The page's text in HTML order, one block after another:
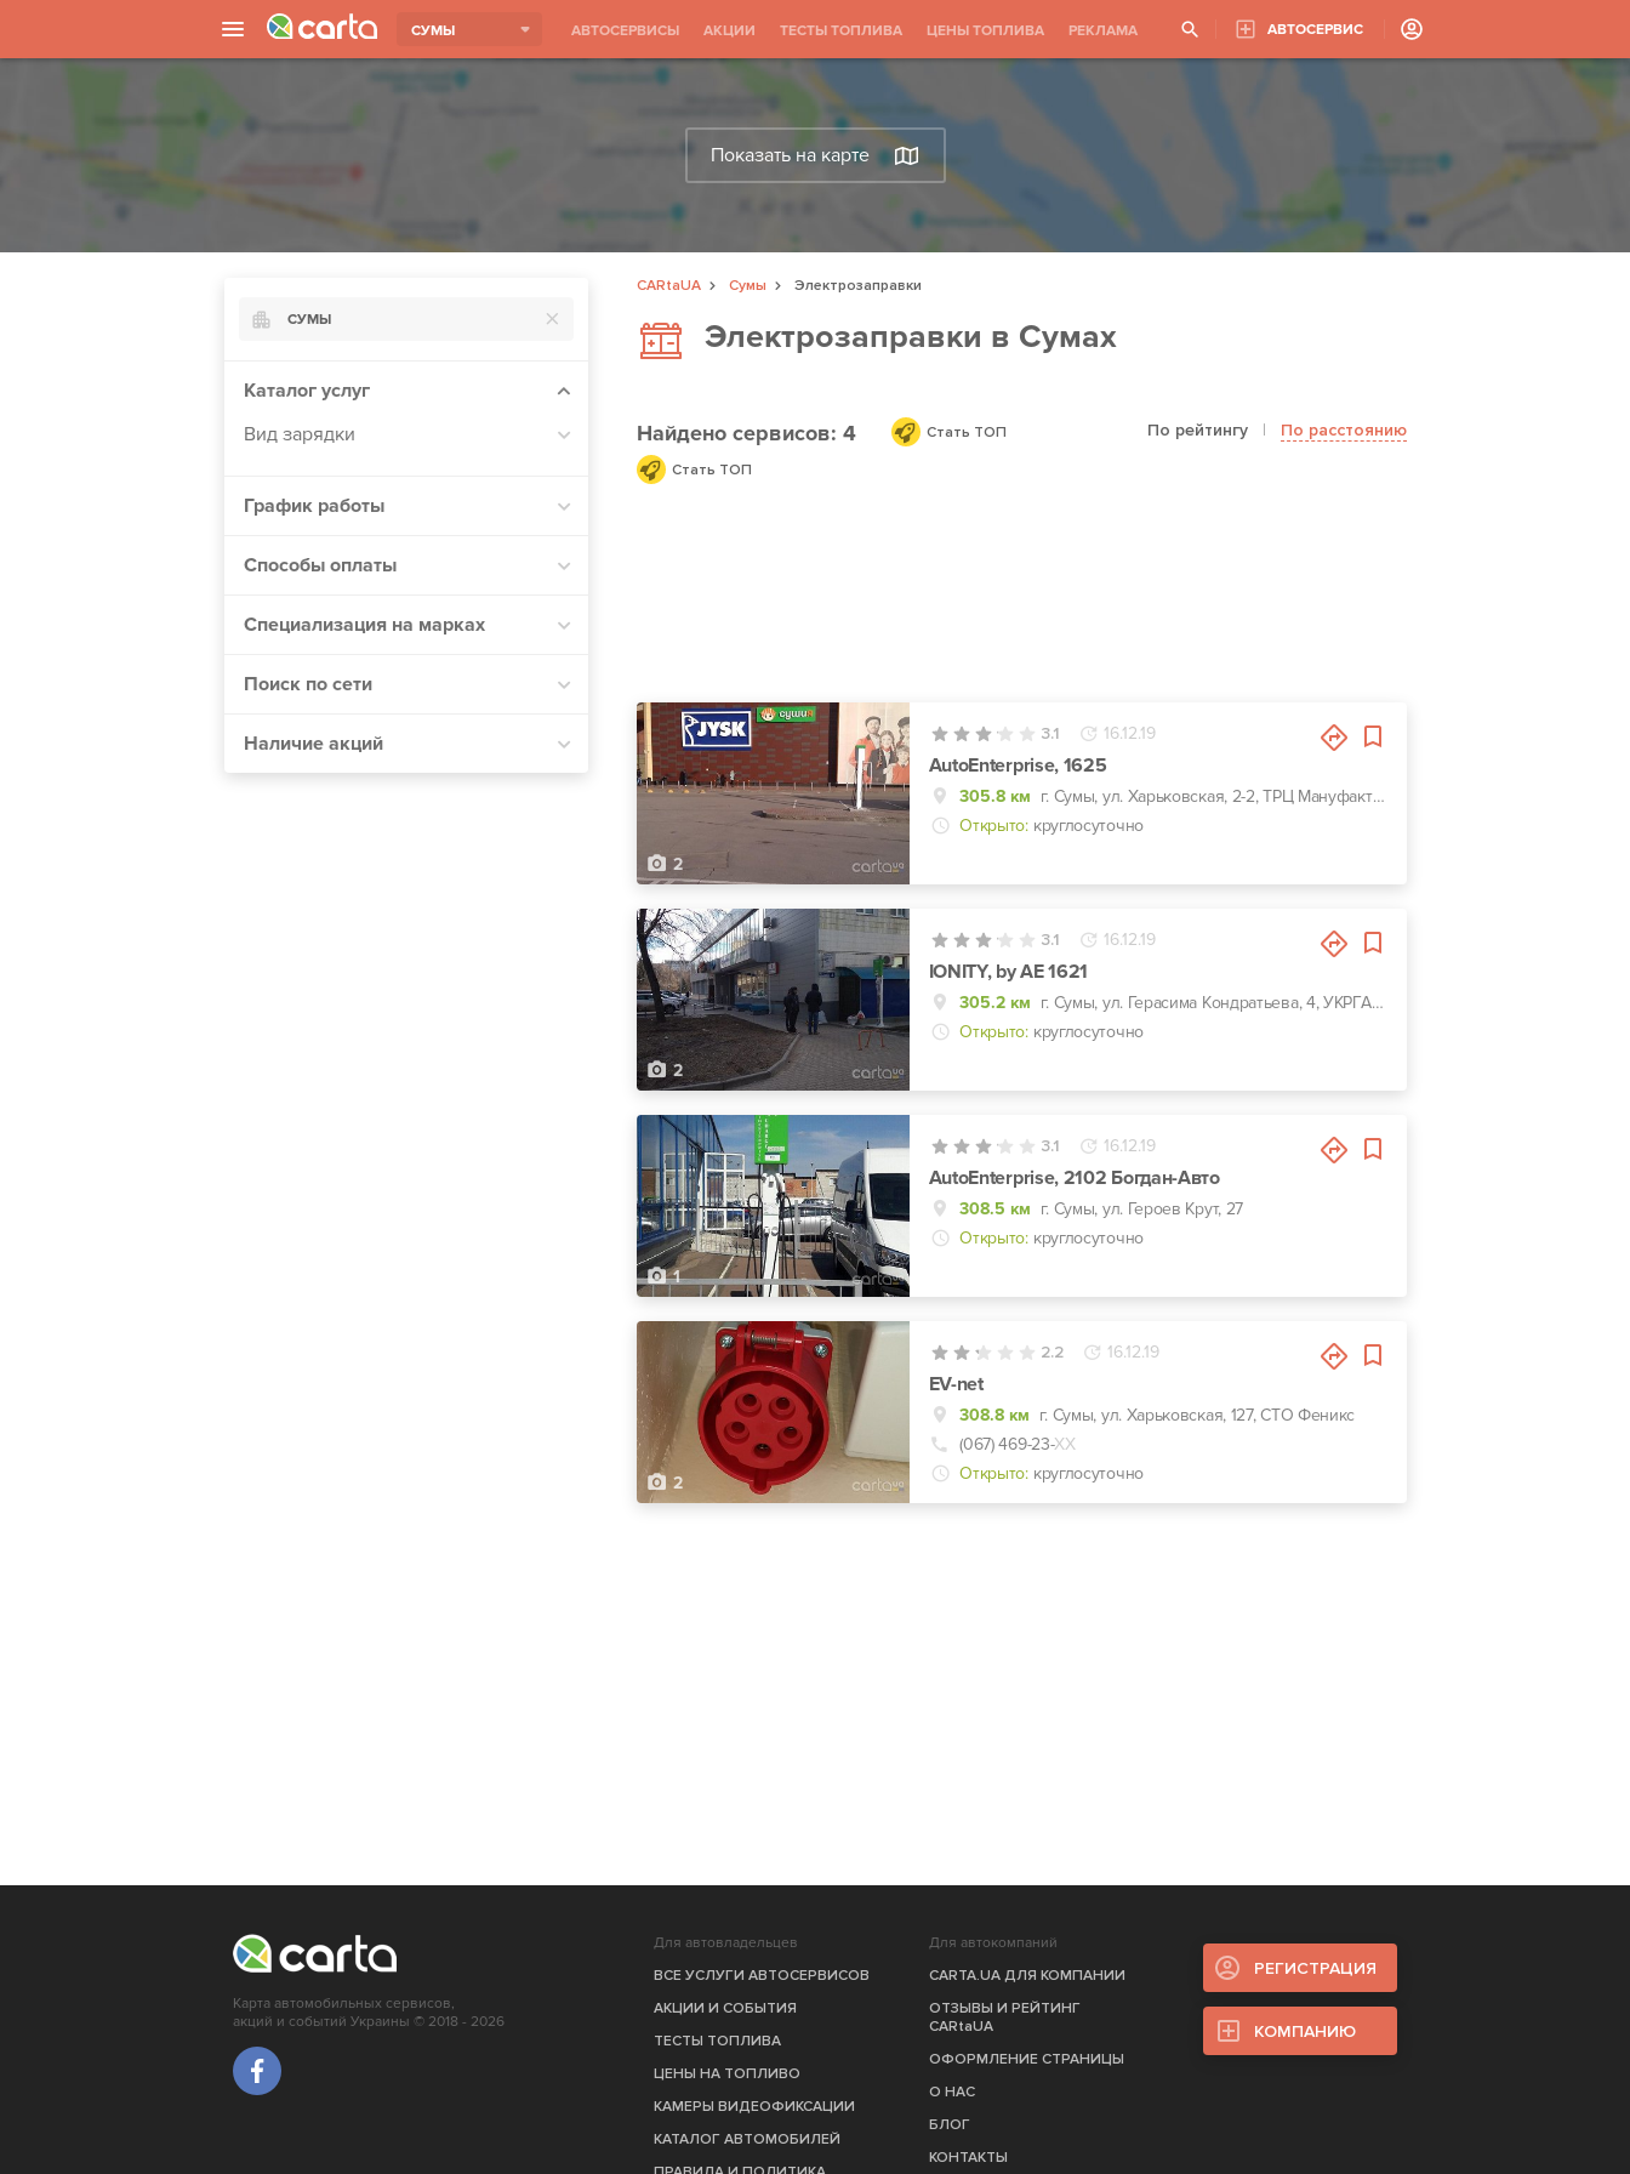
СУМЫ АВТОСЕРВИСЫ АКЦИИ ТЕСТЫ ТОПЛИВА ЦЕНЫ ТОПЛИВА РЕКЛАМА АВТОСЕРВИС
Показать на карте
CARtaUA Сумы
Электрозаправки
СУМЫ
Борисполь
Винница
Одесса
Каталог услуг
Вид зарядки
График работы
Способы оплаты
Специализация на марках
Поиск по сети
Наличие акций
Электрозаправки в Сумах
Найденосервисов: 4 Стать ТОП По рейтингу | По расстоянию
Стать ТОП
2
3.1 16.12.19
AutoEnterprise, 1625
305.8 км
г. Сумы, ул. Харьковская, 2-2, ТРЦ Мануфактура
Открыто: круглосуточно
2
3.1 16.12.19
IONITY, by AE 1621
305.2 км
г. Сумы, ул. Герасима Кондратьева, 4, УКРГАЗБАНК на Кондратьєва
Открыто: круглосуточно
1
3.1 16.12.19
AutoEnterprise, 2102 Богдан-Авто
308.5 км г. Сумы, ул. Героев Крут, 27
Открыто: круглосуточно
2
2.2 16.12.19
EV-net
308.8 км г. Сумы, ул. Харьковская, 127, СТО Феникс
(067) 469-23-ХХ
Открыто: круглосуточно
Карта автомобильных сервисов,
акций и событий Украины © 2018 - 2026
Для автовладельцев
ВСЕ УСЛУГИ АВТОСЕРВИСОВ
АКЦИИ И СОБЫТИЯ
ТЕСТЫ ТОПЛИВА
ЦЕНЫ НА ТОПЛИВО
КАМЕРЫ ВИДЕОФИКСАЦИИ
КАТАЛОГ АВТОМОБИЛЕЙ
Для автокомпаний
CARTA.UA ДЛЯ КОМПАНИИ
ОТЗЫВЫ И РЕЙТИНГ
CARtaUA
ОФОРМЛЕНИЕ СТРАНИЦЫ
О НАС
БЛОГ
КОНТАКТЫ
РЕГИСТРАЦИЯ
КОМПАНИЮ